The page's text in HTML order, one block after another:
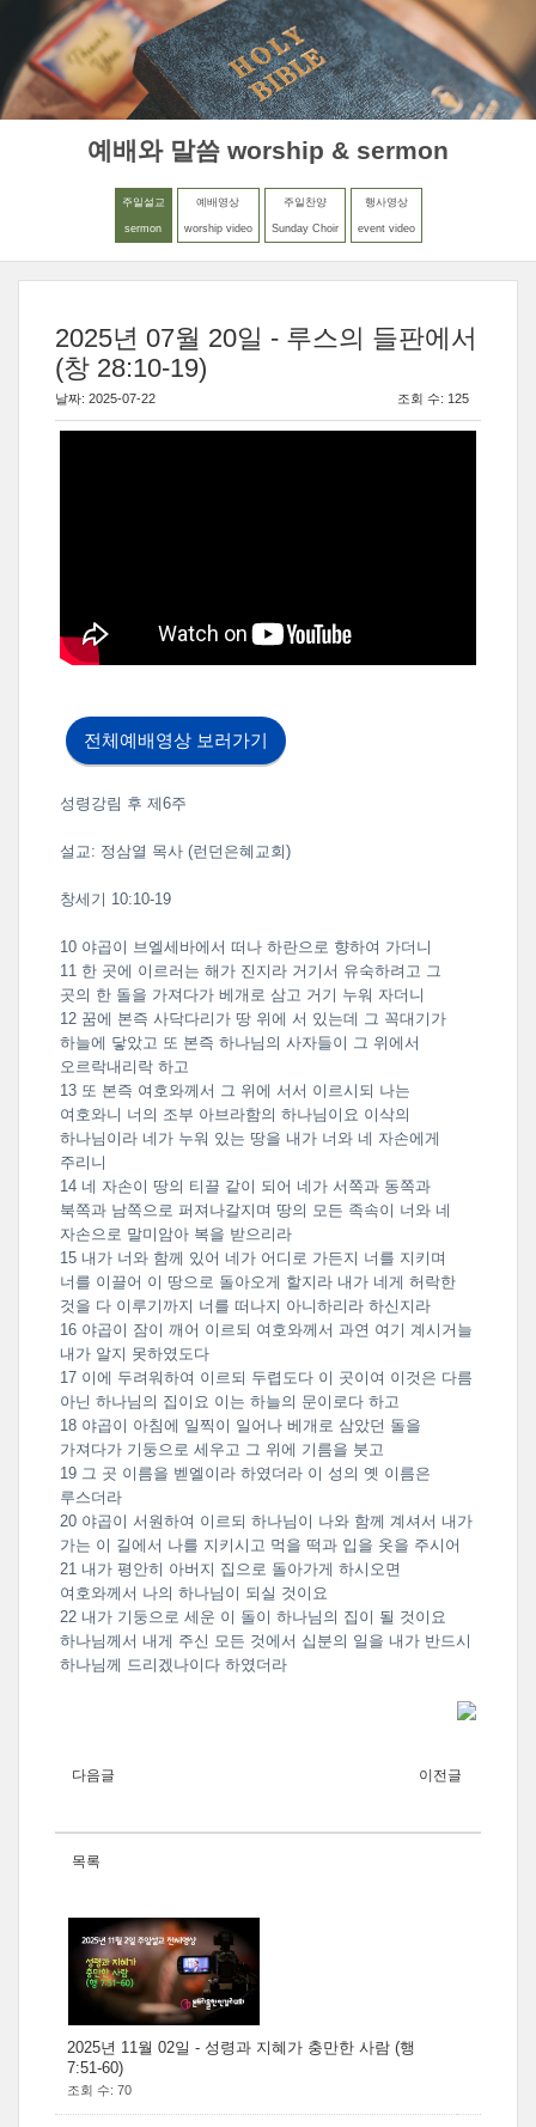
MENU LOGIN
예배와 말씀 worship & sermon
주일설교
sermon
예배영상
worship video
주일찬양
Sunday Choir
행사영상
event video
2025년 07월 20일 - 루스의 들판에서
(창 28:10-19)
날짜: 2025-07-22 조회 수: 125
전체예배영상 보러가기
성령강림 후 제6주
설교: 정삼열 목사 (런던은혜교회)
창세기 10:10-19
10 야곱이 브엘세바에서 떠나 하란으로 향하여 가더니
11 한 곳에 이르러는 해가 진지라 거기서 유숙하려고 그
곳의 한 돌을 가져다가 베개로 삼고 거기 누워 자더니
12 꿈에 본즉 사닥다리가 땅 위에 서 있는데 그 꼭대기가
하늘에 닿았고 또 본즉 하나님의 사자들이 그 위에서
오르락내리락 하고
13 또 본즉 여호와께서 그 위에 서서 이르시되 나는
여호와니 너의 조부 아브라함의 하나님이요 이삭의
하나님이라 네가 누워 있는 땅을 내가 너와 네 자손에게
주리니
14 네 자손이 땅의 티끌 같이 되어 네가 서쪽과 동쪽과
북쪽과 남쪽으로 퍼져나갈지며 땅의 모든 족속이 너와 네
자손으로 말미암아 복을 받으리라
15 내가 너와 함께 있어 네가 어디로 가든지 너를 지키며
너를 이끌어 이 땅으로 돌아오게 할지라 내가 네게 허락한
것을 다 이루기까지 너를 떠나지 아니하리라 하신지라
16 야곱이 잠이 깨어 이르되 여호와께서 과연 여기 계시거늘
내가 알지 못하였도다
17 이에 두려워하여 이르되 두렵도다 이 곳이여 이것은 다름
아닌 하나님의 집이요 이는 하늘의 문이로다 하고
18 야곱이 아침에 일찍이 일어나 베개로 삼았던 돌을
가져다가 기둥으로 세우고 그 위에 기름을 붓고
19 그 곳 이름을 벧엘이라 하였더라 이 성의 옛 이름은
루스더라
20 야곱이 서원하여 이르되 하나님이 나와 함께 계셔서 내가
가는 이 길에서 나를 지키시고 먹을 떡과 입을 옷을 주시어
21 내가 평안히 아버지 집으로 돌아가게 하시오면
여호와께서 나의 하나님이 되실 것이요
22 내가 기둥으로 세운 이 돌이 하나님의 집이 될 것이요
하나님께서 내게 주신 모든 것에서 십분의 일을 내가 반드시
하나님께 드리겠나이다 하였더라
다음글 이전글
목록
2025년 11월 02일 - 성령과 지혜가 충만한 사람 (행
7:51-60)
조회 수: 70